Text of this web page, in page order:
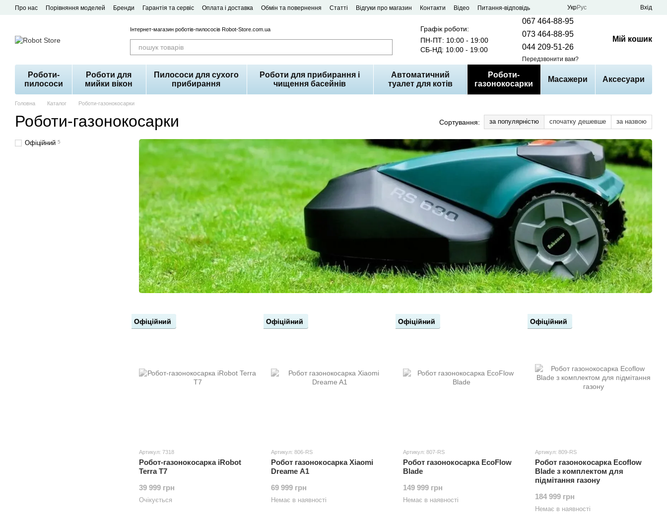
Перейти до основного контенту
Про нас Порівняння моделей Бренди Гарантія та сервіс Оплата і доставка Обмін та повернення Статті Відгуки про магазин Контакти Відео
Питання-відповідь
УкрРус Вхід
Інтернет-магазин роботів-пилососів Robot-Store.com.ua
Графік роботи:
ПН-ПТ: 10:00 - 19:00
СБ-НД: 10:00 - 19:00
067 464-88-95
073 464-88-95
044 209-51-26
Передзвонити вам?
Мій кошик
Роботи-
пилососи
Роботи для
мийки вікон
Пилососи для сухого
прибирання
Роботи для прибирання і
чищення басейнів
Автоматичний
туалет для котів
Роботи-
газонокосарки
Масажери Аксесуари
Головна Каталог Роботи-газонокосарки
Роботи-газонокосарки Сортування: за популярністю спочатку дешевше за назвою
Офіційний
Артикул: 7318
Робот-газонокосарка iRobot
Terra T7
39 999 грн
Очікується
Офіційний
Артикул: 806-RS
Робот газонокосарка Xiaomi
Dreame A1
69 999 грн
Немає в наявності
Офіційний
Артикул: 807-RS
Робот газонокосарка EcoFlow
Blade
149 999 грн
Немає в наявності
Офіційний
Артикул: 809-RS
Робот газонокосарка Ecoflow
Blade з комплектом для
підмітання газону
184 999 грн
Немає в наявності
Офіційний 5